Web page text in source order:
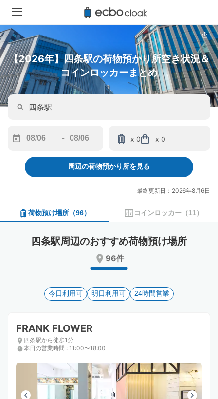
【2026年】四条駅の荷物預かり所空き状況＆
コインロッカーまとめ
forward
interact
calendar
and
date.
the
keyboard
shortcuts
for
changing
dates.
-
backward
to
interact
calendar
and
a
date.
mark
key
the
keyboard
shortcuts
for
changing
dates.
x 0 x 0
周辺の荷物預かり所を見る
最終更新日：2026年8月6日
荷物預け場所 （96） コインロッカー （11）
四条駅周辺のおすすめ荷物預け場所
96件
今日利用可 明日利用可 24時間営業
FRANK FLOWER
四条駅から徒歩1分
本日の営業時間 : 11:00〜18:00